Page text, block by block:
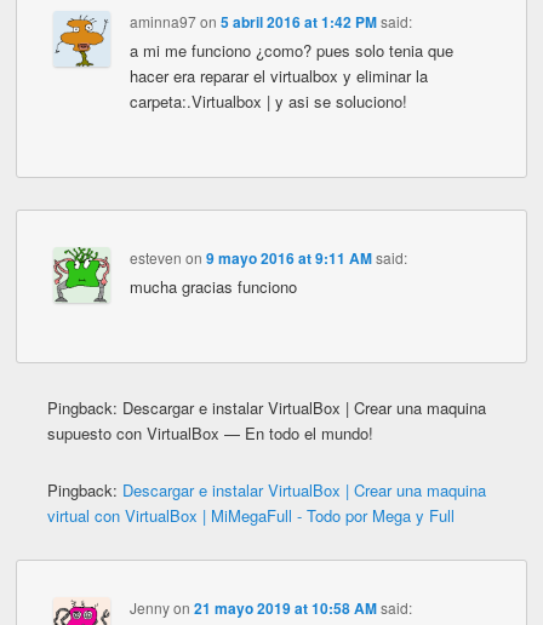
aminna97on 5 abril 2016 at 1:42 PM said:
a mi me funciono ¿como? pues solo tenia que
hacer era reparar el virtualbox y eliminar la
carpeta:.Virtualbox | y asi se soluciono!
esteven on 9 mayo 2016 at 9:11 AM said:
mucha gracias funciono
Pingback: Descargar e instalar VirtualBox | Crear una maquina
supuesto con VirtualBox — En todo el mundo!
Pingback: Descargar e instalar VirtualBox | Crear una maquina
virtual con VirtualBox | MiMegaFull - Todo por Mega y Full
Jennyon 21 mayo 2019 at 10:58 AM said: